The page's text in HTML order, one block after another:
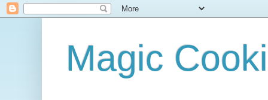
Magic